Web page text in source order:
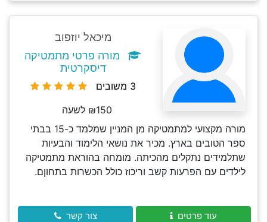
מיכאל יוזפוב
מורה פרטי מתמטיקה
דיסקרטית
3 משובים
₪150 לשעה
מורה מקצועי למתמטיקה מן המניין שמלמד כ-15 בבתי
ספר הטובים בארץ. מכיר את נושאי הלימוד והבעיות
שתלמידים נתקלים מהכיתה. מומחה בהוראת מתמטיקה
לילדים עם הפרעות קשב וריכוז כולל הכשרות בתחוןם.
עוד פרטים צור קשר